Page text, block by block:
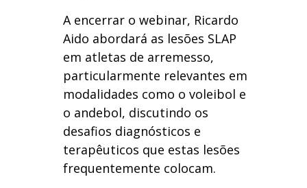
A encerrar o webinar, Ricardo
Aido abordará as lesões SLAP
em atletas de arremesso,
particularmente relevantes em
modalidades como o voleibol e
o andebol, discutindo os
desafios diagnósticos e
terapêuticos que estas lesões
frequentemente colocam.